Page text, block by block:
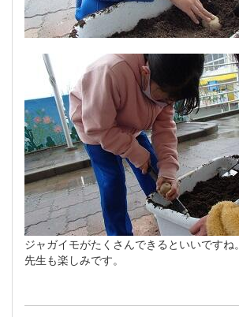
ジャガイモがたくさんできるといいですね。
先生も楽しみです。